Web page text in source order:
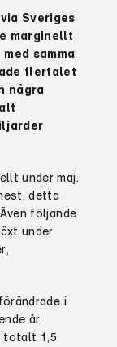
Sveriges
marginellt
samma
flertalet
några
under maj.
detta
följande
under
i
år.
totalt 1,5